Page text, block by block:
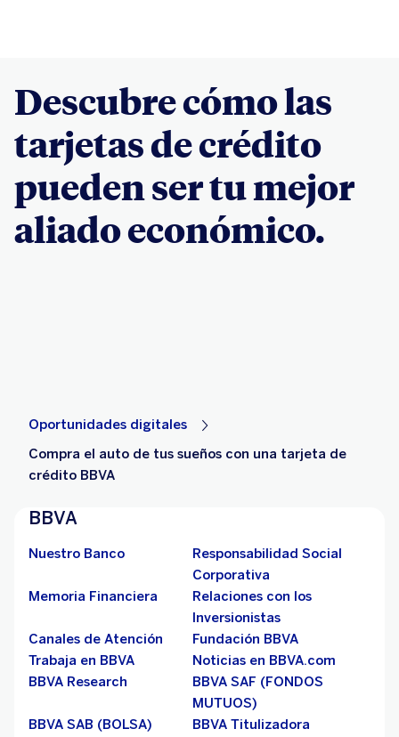
Descubre cómo las
tarjetas de crédito
pueden ser tu mejor
aliado económico.
Oportunidades digitales
Compra el auto de tus sueños con una tarjeta de
crédito BBVA
BBVA
Nuestro Banco
Responsabilidad Social
Corporativa
Memoria Financiera
Relaciones con los
Inversionistas
Canales de Atención
Fundación BBVA
Trabaja en BBVA
Noticias en BBVA.com
BBVA Research
BBVA SAF (FONDOS
MUTUOS)
BBVA SAB (BOLSA)
BBVA Titulizadora